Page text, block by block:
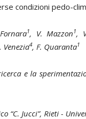
condizioni pedo-
1, V. Mazzon1,
Venezia4, F. Quaranta1
e la
“C. Jucci”, Rieti -